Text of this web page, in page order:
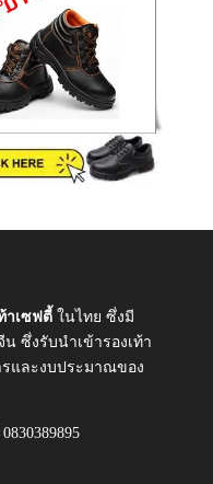
าเซฟตี้ ในไทย ซึ่งมี
ซึ่งรับนำเข้ารองเท้า
และงบประมาณของ